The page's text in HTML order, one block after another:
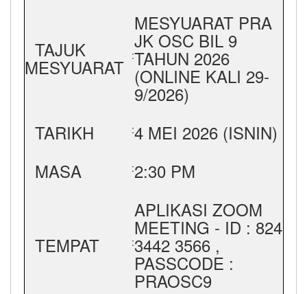
TAJUK
MESYUARAT :
MESYUARAT PRA
JK OSC BIL 9
TAHUN 2026
(ONLINE KALI 29-
9/2026)
TARIKH
:4 MEI 2026 (ISNIN)
MASA
:2:30 PM
TEMPAT :
APLIKASI ZOOM
MEETING - ID : 824
3442 3566 ,
PASSCODE :
PRAOSC9